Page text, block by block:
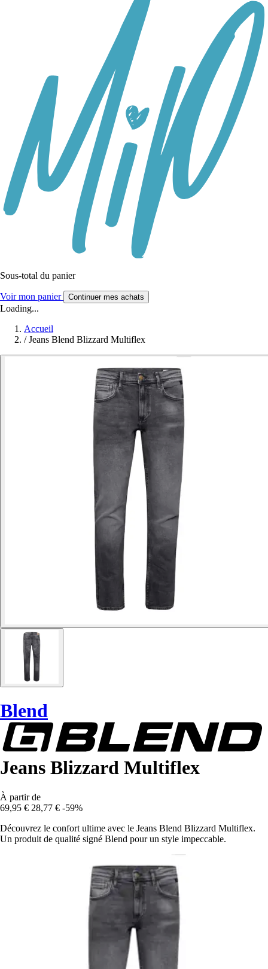
Sous-total du panier
Voir mon panier Continuer mes achats
Loading...
Accueil
/ Jeans Blend Blizzard Multiflex
Blend
Jeans Blizzard Multiflex
À partir de
69,95 € 28,77 € -59%
Découvrez le confort ultime avec le Jeans Blend Blizzard Multiflex.
Un produit de qualité signé Blend pour un style impeccable.